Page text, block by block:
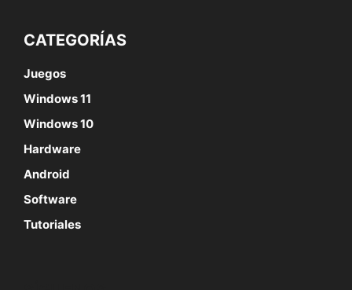
CATEGORÍAS
Juegos
Windows 11
Windows 10
Hardware
Android
Software
Tutoriales